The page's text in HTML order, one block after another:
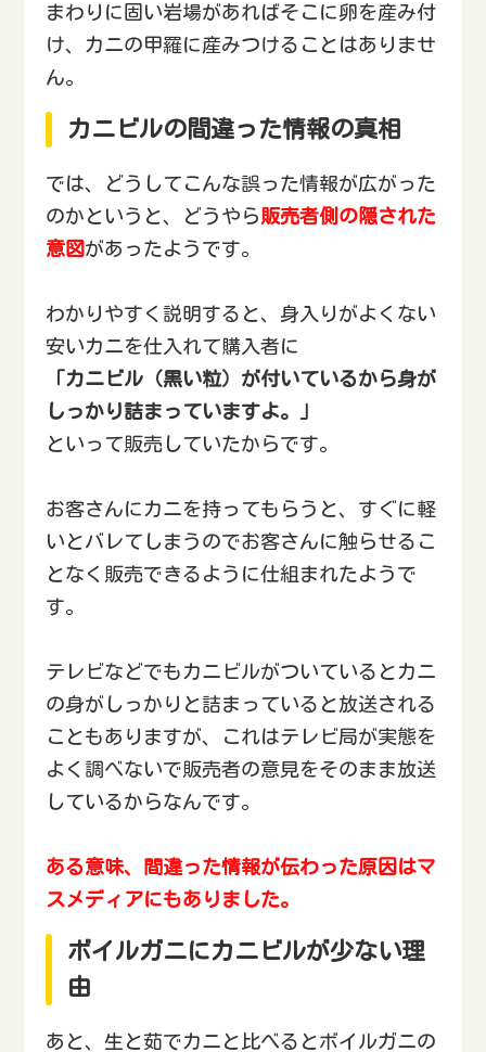
まわりに固い岩場があればそこに卵を産み付
け、カニの甲羅に産みつけることはありませ
ん。
カニビルの間違った情報の真相
では、どうしてこんな誤った情報が広がった
のかというと、どうやら販売者側の隠された
意図があったようです。
わかりやすく説明すると、身入りがよくない
安いカニを仕入れて購入者に
「カニビル（黒い粒）が付いているから身が
しっかり詰まっていますよ。」
といって販売していたからです。
お客さんにカニを持ってもらうと、すぐに軽
いとバレてしまうのでお客さんに触らせるこ
となく販売できるように仕組まれたようで
す。
テレビなどでもカニビルがついているとカニ
の身がしっかりと詰まっていると放送される
こともありますが、これはテレビ局が実態を
よく調べないで販売者の意見をそのまま放送
しているからなんです。
ある意味、間違った情報が伝わった原因はマ
スメディアにもありました。
ボイルガニにカニビルが少ない理
由
あと、生と茹でカニと比べるとボイルガニの